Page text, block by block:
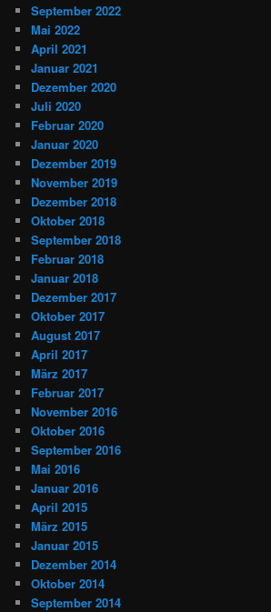
September 2022
Mai 2022
April 2021
Januar 2021
Dezember 2020
Juli 2020
Februar 2020
Januar 2020
Dezember 2019
November 2019
Dezember 2018
Oktober 2018
September 2018
Februar 2018
Januar 2018
Dezember 2017
Oktober 2017
August 2017
April 2017
März 2017
Februar 2017
November 2016
Oktober 2016
September 2016
Mai 2016
Januar 2016
April 2015
März 2015
Januar 2015
Dezember 2014
Oktober 2014
September 2014